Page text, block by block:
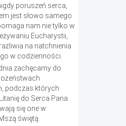
poruszeń serca,
jest słowo samego
nam nie tylko w
Eucharystii,
na natchnienia
w codzienności.
zachęcamy do
podczas których
do Serca Pana
się one w
świętą.